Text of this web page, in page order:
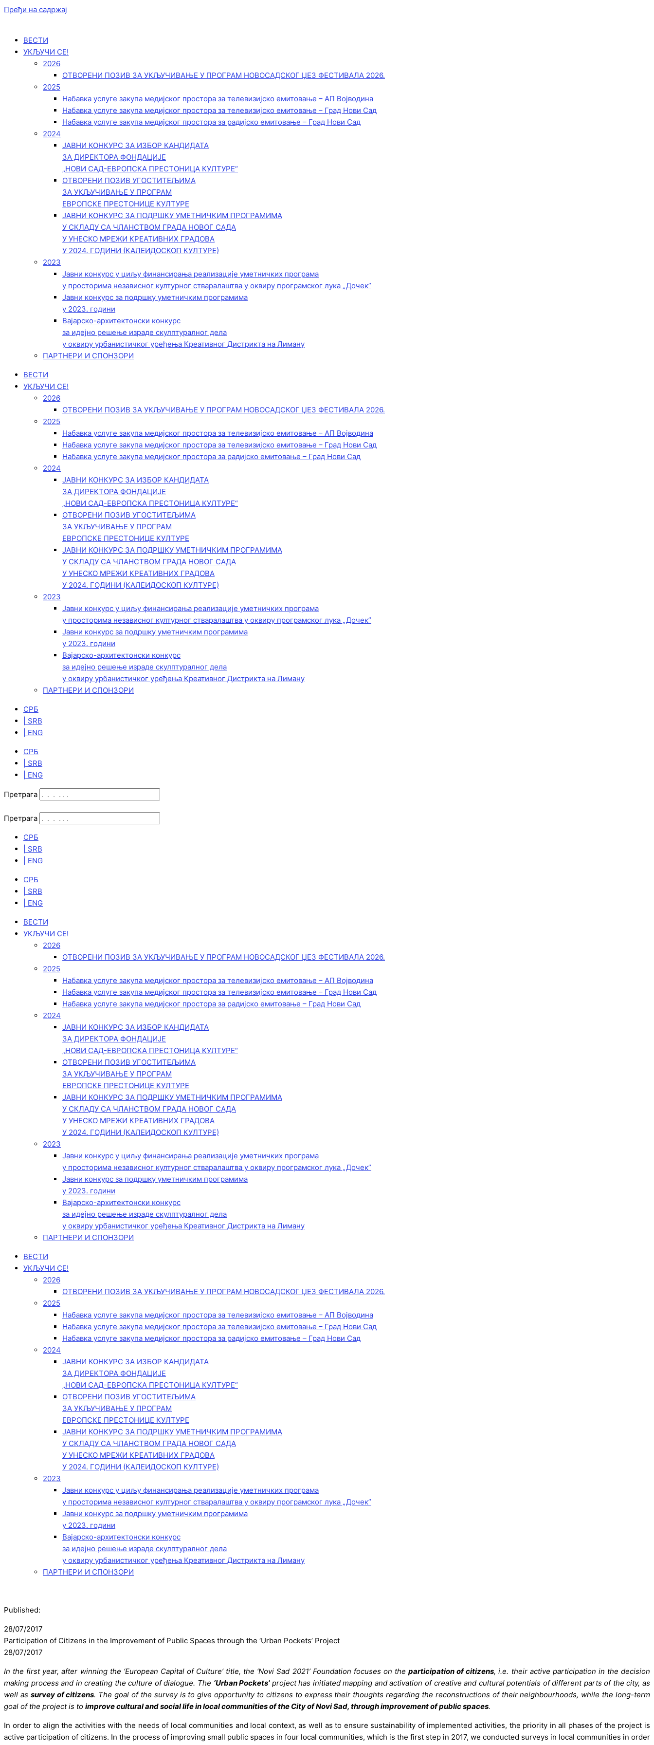
Пређи на садржај
ВЕСТИ
УКЉУЧИ СЕ!
2026
ОТВОРЕНИ ПОЗИВ ЗА УКЉУЧИВАЊЕ У ПРОГРАМ НОВОСАДСКОГ ЏЕЗ ФЕСТИВАЛА 2026.
2025
Набавка услуге закупа медијског простора за телевизијско емитовање – АП Војводинa
Набавка услуге закупа медијског простора за телевизијско емитовање – Град Нови Сад
Набавка услуге закупа медијског простора за радијско емитовање – Град Нови Сад
2024
ЈАВНИ КОНКУРС ЗА ИЗБОР КАНДИДАТА
ЗА ДИРЕКТОРА ФОНДАЦИЈЕ
„НОВИ САД-ЕВРОПСКА ПРЕСТОНИЦА КУЛТУРЕ“
ОТВОРЕНИ ПОЗИВ УГОСТИТЕЉИМА
ЗА УКЉУЧИВАЊЕ У ПРОГРАМ
ЕВРОПСКЕ ПРЕСТОНИЦЕ КУЛТУРЕ
ЈАВНИ КОНКУРС ЗА ПОДРШКУ УМЕТНИЧКИМ ПРОГРАМИМА
У СКЛАДУ СА ЧЛАНСТВОМ ГРАДА НОВОГ САДА
У УНЕСКО МРЕЖИ КРЕАТИВНИХ ГРАДОВА
У 2024. ГОДИНИ (КАЛЕИДОСКОП КУЛТУРЕ)
2023
Јавни конкурс у циљу финансирања реализације уметничких програма
у просторима независног културног стваралаштва у оквиру програмског лука „Дочек”
Јавни конкурс за подршку уметничким програмима
у 2023. години
Вајарско-архитектонски конкурс
за идејно решење израде скулптуралног дела
у оквиру урбанистичког уређења Креативног Дистрикта на Лиману
ПАРТНЕРИ И СПОНЗОРИ
ВЕСТИ
УКЉУЧИ СЕ!
2026
ОТВОРЕНИ ПОЗИВ ЗА УКЉУЧИВАЊЕ У ПРОГРАМ НОВОСАДСКОГ ЏЕЗ ФЕСТИВАЛА 2026.
2025
Набавка услуге закупа медијског простора за телевизијско емитовање – АП Војводинa
Набавка услуге закупа медијског простора за телевизијско емитовање – Град Нови Сад
Набавка услуге закупа медијског простора за радијско емитовање – Град Нови Сад
2024
ЈАВНИ КОНКУРС ЗА ИЗБОР КАНДИДАТА
ЗА ДИРЕКТОРА ФОНДАЦИЈЕ
„НОВИ САД-ЕВРОПСКА ПРЕСТОНИЦА КУЛТУРЕ“
ОТВОРЕНИ ПОЗИВ УГОСТИТЕЉИМА
ЗА УКЉУЧИВАЊЕ У ПРОГРАМ
ЕВРОПСКЕ ПРЕСТОНИЦЕ КУЛТУРЕ
ЈАВНИ КОНКУРС ЗА ПОДРШКУ УМЕТНИЧКИМ ПРОГРАМИМА
У СКЛАДУ СА ЧЛАНСТВОМ ГРАДА НОВОГ САДА
У УНЕСКО МРЕЖИ КРЕАТИВНИХ ГРАДОВА
У 2024. ГОДИНИ (КАЛЕИДОСКОП КУЛТУРЕ)
2023
Јавни конкурс у циљу финансирања реализације уметничких програма
у просторима независног културног стваралаштва у оквиру програмског лука „Дочек”
Јавни конкурс за подршку уметничким програмима
у 2023. години
Вајарско-архитектонски конкурс
за идејно решење израде скулптуралног дела
у оквиру урбанистичког уређења Креативног Дистрикта на Лиману
ПАРТНЕРИ И СПОНЗОРИ
СРБ
| SRB
| ENG
СРБ
| SRB
| ENG
Претрага
Претрага
СРБ
| SRB
| ENG
СРБ
| SRB
| ENG
ВЕСТИ
УКЉУЧИ СЕ!
2026
ОТВОРЕНИ ПОЗИВ ЗА УКЉУЧИВАЊЕ У ПРОГРАМ НОВОСАДСКОГ ЏЕЗ ФЕСТИВАЛА 2026.
2025
Набавка услуге закупа медијског простора за телевизијско емитовање – АП Војводинa
Набавка услуге закупа медијског простора за телевизијско емитовање – Град Нови Сад
Набавка услуге закупа медијског простора за радијско емитовање – Град Нови Сад
2024
ЈАВНИ КОНКУРС ЗА ИЗБОР КАНДИДАТА
ЗА ДИРЕКТОРА ФОНДАЦИЈЕ
„НОВИ САД-ЕВРОПСКА ПРЕСТОНИЦА КУЛТУРЕ“
ОТВОРЕНИ ПОЗИВ УГОСТИТЕЉИМА
ЗА УКЉУЧИВАЊЕ У ПРОГРАМ
ЕВРОПСКЕ ПРЕСТОНИЦЕ КУЛТУРЕ
ЈАВНИ КОНКУРС ЗА ПОДРШКУ УМЕТНИЧКИМ ПРОГРАМИМА
У СКЛАДУ СА ЧЛАНСТВОМ ГРАДА НОВОГ САДА
У УНЕСКО МРЕЖИ КРЕАТИВНИХ ГРАДОВА
У 2024. ГОДИНИ (КАЛЕИДОСКОП КУЛТУРЕ)
2023
Јавни конкурс у циљу финансирања реализације уметничких програма
у просторима независног културног стваралаштва у оквиру програмског лука „Дочек”
Јавни конкурс за подршку уметничким програмима
у 2023. години
Вајарско-архитектонски конкурс
за идејно решење израде скулптуралног дела
у оквиру урбанистичког уређења Креативног Дистрикта на Лиману
ПАРТНЕРИ И СПОНЗОРИ
ВЕСТИ
УКЉУЧИ СЕ!
2026
ОТВОРЕНИ ПОЗИВ ЗА УКЉУЧИВАЊЕ У ПРОГРАМ НОВОСАДСКОГ ЏЕЗ ФЕСТИВАЛА 2026.
2025
Набавка услуге закупа медијског простора за телевизијско емитовање – АП Војводинa
Набавка услуге закупа медијског простора за телевизијско емитовање – Град Нови Сад
Набавка услуге закупа медијског простора за радијско емитовање – Град Нови Сад
2024
ЈАВНИ КОНКУРС ЗА ИЗБОР КАНДИДАТА
ЗА ДИРЕКТОРА ФОНДАЦИЈЕ
„НОВИ САД-ЕВРОПСКА ПРЕСТОНИЦА КУЛТУРЕ“
ОТВОРЕНИ ПОЗИВ УГОСТИТЕЉИМА
ЗА УКЉУЧИВАЊЕ У ПРОГРАМ
ЕВРОПСКЕ ПРЕСТОНИЦЕ КУЛТУРЕ
ЈАВНИ КОНКУРС ЗА ПОДРШКУ УМЕТНИЧКИМ ПРОГРАМИМА
У СКЛАДУ СА ЧЛАНСТВОМ ГРАДА НОВОГ САДА
У УНЕСКО МРЕЖИ КРЕАТИВНИХ ГРАДОВА
У 2024. ГОДИНИ (КАЛЕИДОСКОП КУЛТУРЕ)
2023
Јавни конкурс у циљу финансирања реализације уметничких програма
у просторима независног културног стваралаштва у оквиру програмског лука „Дочек”
Јавни конкурс за подршку уметничким програмима
у 2023. години
Вајарско-архитектонски конкурс
за идејно решење израде скулптуралног дела
у оквиру урбанистичког уређења Креативног Дистрикта на Лиману
ПАРТНЕРИ И СПОНЗОРИ
Published:
28/07/2017
Participation of Citizens in the Improvement of Public Spaces through the ‘Urban Pockets’ Project
28/07/2017
In the first year, after winning the ‘European Capital of Culture’ title, the ‘Novi Sad 2021’ Foundation focuses on theparticipation of citizens, i.e. their active participation in the decision
making process and in creating the culture of dialogue. The ‘Urban Pockets’project has initiated mapping and activation of creative and cultural potentials of different parts of the city, as
well as survey of citizens. The goal of the survey is to give opportunity to citizens to express their thoughts regarding the reconstructions of their neighbourhoods, while the long-term
goal of the project is to improve cultural and social life in local communities of the City of Novi Sad, through improvement of public spaces.
In order to align the activities with the needs of local communities and local context, as well as to ensure sustainability of implemented activities, the priority in all phases of the project is
active participation of citizens. In the process of improving small public spaces in four local communities, which is the first step in 2017, we conducted surveys in local communities in order